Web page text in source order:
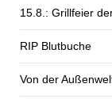
15.8.: Grillfeier
RIP Blutbuche
Von der